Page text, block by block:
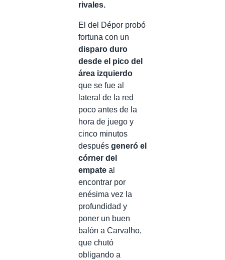
rivales.
El del Dépor probó
fortuna con un
disparo duro
desde el pico del
área izquierdo
que se fue al
lateral de la red
poco antes de la
hora de juego y
cinco minutos
después generó el
córner del
empate al
encontrar por
enésima vez la
profundidad y
poner un buen
balón a Carvalho,
que chutó
obligando a